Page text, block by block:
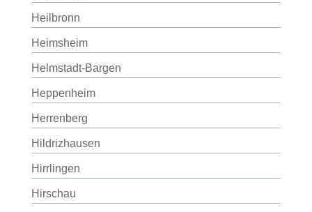
Heilbronn
Heimsheim
Helmstadt-Bargen
Heppenheim
Herrenberg
Hildrizhausen
Hirrlingen
Hirschau